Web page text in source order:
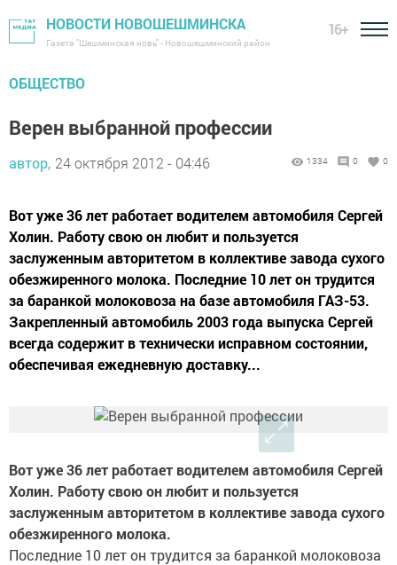
НОВОСТИ НОВОШЕШМИНСКА
Газета "Шешминская новь" - Новошешминский район
16+
ОБЩЕСТВО
Верен выбранной профессии
автор, 24 октября 2012 - 04:46 1334 0 0
Вот уже 36 лет работает водителем автомобиля Сергей
Холин. Работу свою он любит и пользуется
заслуженным авторитетом в коллективе завода сухого
обезжиренного молока. Последние 10 лет он трудится
за баранкой молоковоза на базе автомобиля ГАЗ-53.
Закрепленный автомобиль 2003 года выпуска Сергей
всегда содержит в технически исправном состоянии,
обеспечивая ежедневную доставку...
Вот уже 36 лет работает водителем автомобиля Сергей
Холин. Работу свою он любит и пользуется
заслуженным авторитетом в коллективе завода сухого
обезжиренного молока.
Последние 10 лет он трудится за баранкой молоковоза